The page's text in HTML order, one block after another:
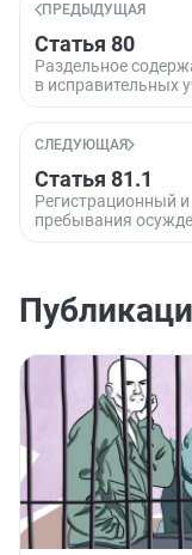
ПРЕДЫДУЩАЯ
Статья 80
Раздельное
в исправительных
СЛЕДУЮЩАЯ
Статья 81.1
Регистрационный
пребывания